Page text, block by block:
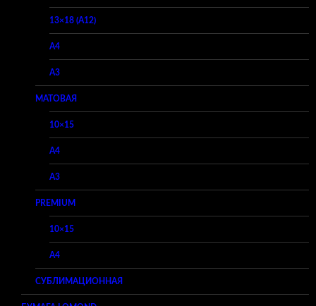
13×18 (A12)
A4
A3
МАТОВАЯ
10×15
A4
A3
PREMIUM
10×15
A4
СУБЛИМАЦИОННАЯ